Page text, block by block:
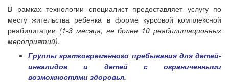
В рамках технологии специалист предоставляет услугу по
месту жительства ребенка в форме курсовой комплексной
реабилитации (1-3 месяца, не более 10 реабилитационных
мероприятий).
Группы кратковременного пребывания для детей-
инвалидов и детей с ограниченными
возможностями здоровья.